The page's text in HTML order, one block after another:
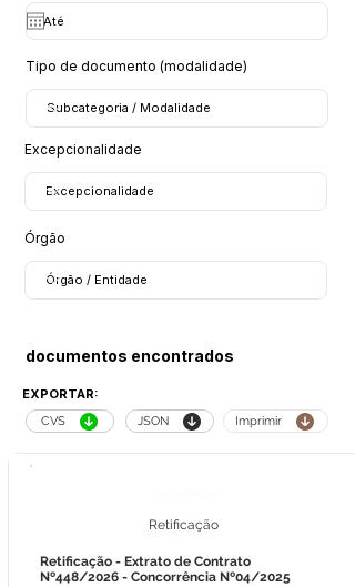
Tipo de documento (modalidade)
Excepcionalidade
Órgão
documentos encontrados
EXPORTAR:
CVS JSON Imprimir
Retificação
Retificação - Extrato de Contrato
Nº448/2026 - Concorrência Nº04/2025